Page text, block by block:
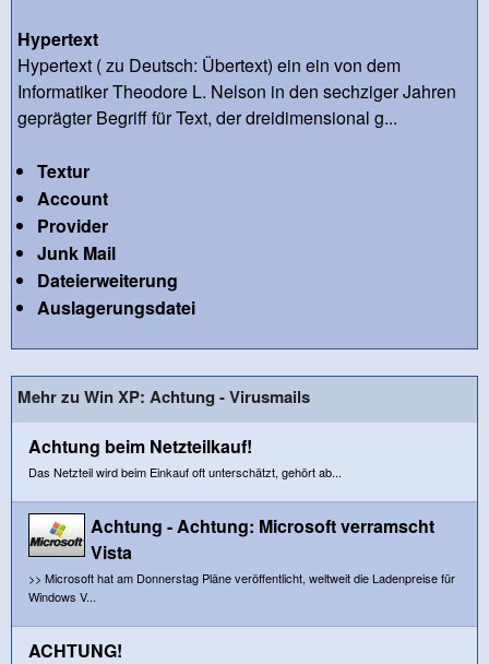
Hypertext
Hypertext ( zu Deutsch: Übertext) ein ein von dem
Informatiker Theodore L. Nelson in den sechziger Jahren
geprägter Begriff für Text, der dreidimensional g...
Textur
Account
Provider
Junk Mail
Dateierweiterung
Auslagerungsdatei
Mehr zu Win XP: Achtung - Virusmails
Achtung beim Netzteilkauf!
Das Netzteil wird beim Einkauf oft unterschätzt, gehört ab...
Achtung - Achtung: Microsoft verramscht
Vista
>> Microsoft hat am Donnerstag Pläne veröffentlicht, weltweit die Ladenpreise für
Windows V...
ACHTUNG!